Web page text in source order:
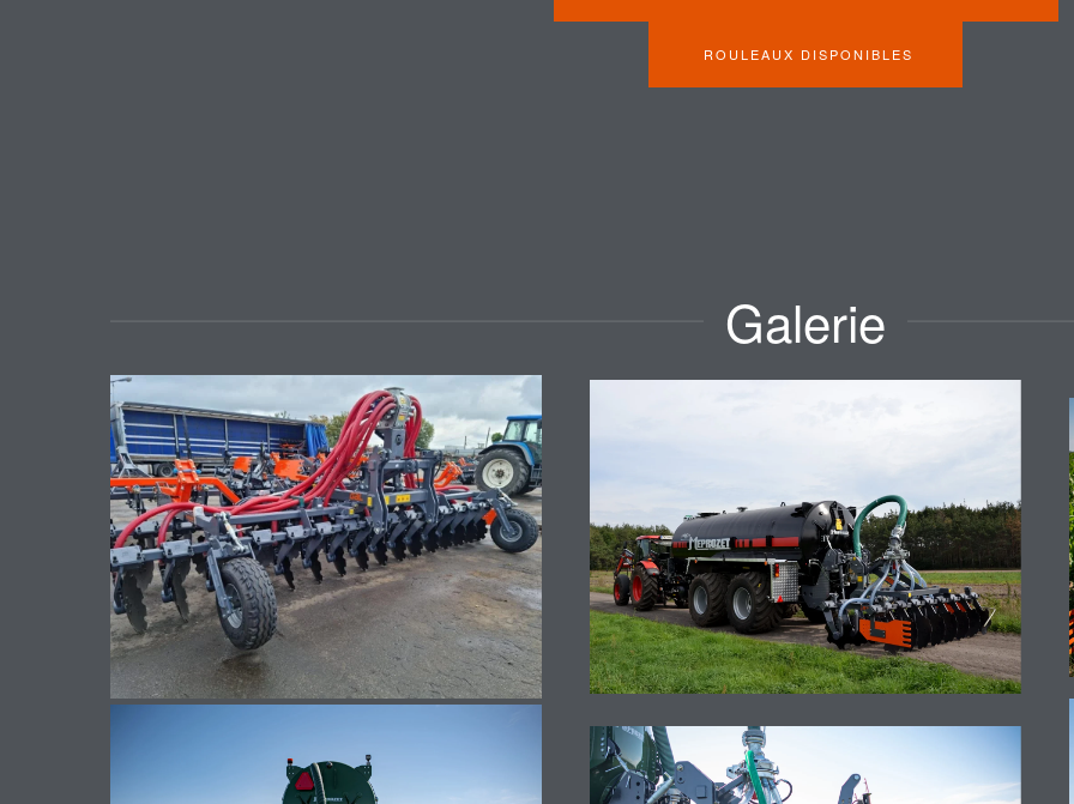
ROULEAUX DISPONIBLES
Galerie